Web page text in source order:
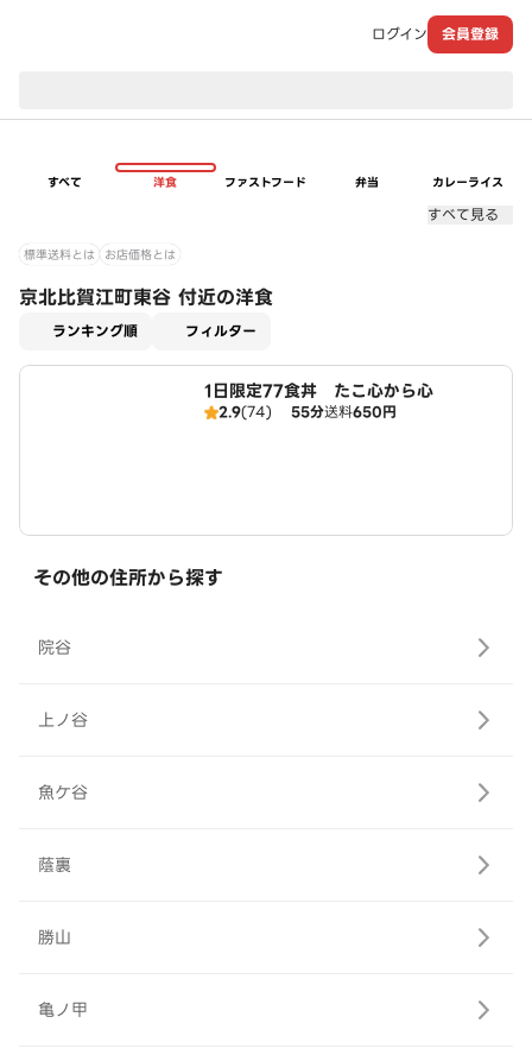
ログイン 会員登録
すべて 洋食 ファストフード 弁当 カレーライス
すべて見る
標準送料とは お店価格とは
京北比賀江町東谷 付近の洋食
ランキング順 フィルター
1日限定77食丼 たこ心から心
2.9(74) 55分送料650円
その他の住所から探す
院谷
上ノ谷
魚ケ谷
蔭裏
勝山
亀ノ甲